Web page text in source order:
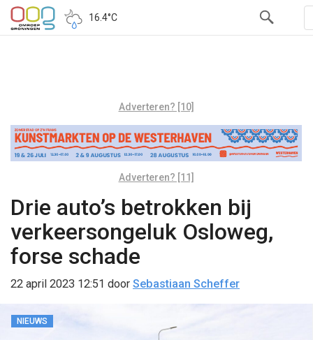
16.4°C
Adverteren? [10]
Adverteren? [11]
Drie auto’s betrokken bij
verkeersongeluk Osloweg,
forse schade
22 april 2023 12:51 door Sebastiaan Scheffer
NIEUWS